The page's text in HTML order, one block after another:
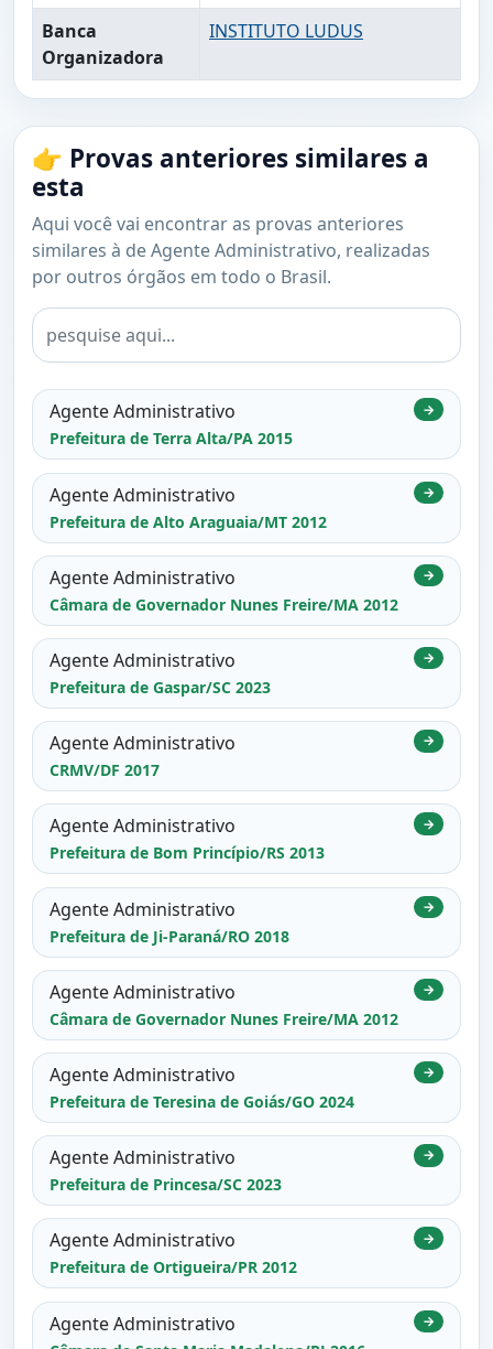
Banca
Organizadora
INSTITUTO LUDUS
👉 Provas anteriores similares a
esta
Aqui você vai encontrar as provas anteriores
similares à de Agente Administrativo, realizadas
por outros órgãos em todo o Brasil.
Agente Administrativo
Prefeitura de Terra Alta/PA 2015
→
Agente Administrativo
Prefeitura de Alto Araguaia/MT 2012
→
Agente Administrativo
Câmara de Governador Nunes Freire/MA 2012
→
Agente Administrativo
Prefeitura de Gaspar/SC 2023
→
Agente Administrativo
CRMV/DF 2017
→
Agente Administrativo
Prefeitura de Bom Princípio/RS 2013
→
Agente Administrativo
Prefeitura de Ji-Paraná/RO 2018
→
Agente Administrativo
Câmara de Governador Nunes Freire/MA 2012
→
Agente Administrativo
Prefeitura de Teresina de Goiás/GO 2024
→
Agente Administrativo
Prefeitura de Princesa/SC 2023
→
Agente Administrativo
Prefeitura de Ortigueira/PR 2012
→
Agente Administrativo →